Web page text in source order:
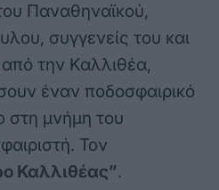
Παναθηναϊκού,
συγγενείς του και
από την Καλλιθέα,
έναν ποδοσφαιρικό
στη μνήμη του
Τον
Καλλιθέας”.